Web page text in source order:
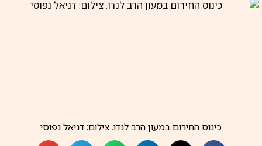
כינוס החירום במעון הרב לנדו. צילום: דניאל נפוסי